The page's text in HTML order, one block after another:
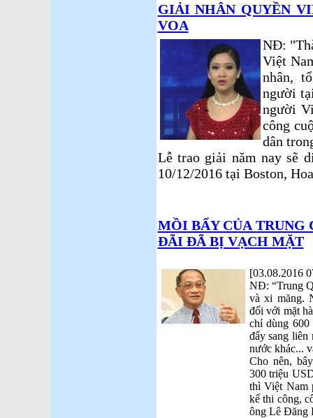
GIẢI NHÂN QUYỀN
VOA
NĐ:
Việt
nhân,
người
người
công
dân
Lễ trao giải năm nay sẽ
10/12/2016 tại Boston,
MỒI BẨY CỦA TRUNG
ĐÃI ĐÃ BỊ VẠCH MẶT
[03.08.2016
NĐ: “Trung
và xi măng.
đối với mặt
chỉ dùng
đẩy sang
nước khác...
Cho nên,
300 triệu
thì Việt Nam
kế thi công,
ông Lê Đăng